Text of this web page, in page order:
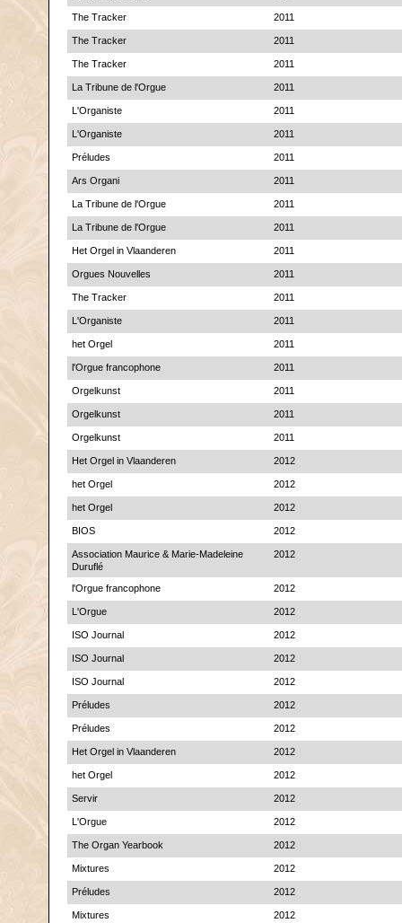
The Tracker 2011
The Tracker 2011
The Tracker 2011
La Tribune de l'Orgue 2011
L'Organiste 2011
L'Organiste 2011
Préludes 2011
Ars Organi 2011
La Tribune de l'Orgue 2011
La Tribune de l'Orgue 2011
Het Orgel in Vlaanderen 2011
Orgues Nouvelles 2011
The Tracker 2011
L'Organiste 2011
het Orgel 2011
l'Orgue francophone 2011
Orgelkunst 2011
Orgelkunst 2011
Orgelkunst 2011
Het Orgel in Vlaanderen 2012
het Orgel 2012
het Orgel 2012
BIOS 2012
Association Maurice & Marie-Madeleine
Duruflé
2012
l'Orgue francophone 2012
L'Orgue 2012
ISO Journal 2012
ISO Journal 2012
ISO Journal 2012
Préludes 2012
Préludes 2012
Het Orgel in Vlaanderen 2012
het Orgel 2012
Servir 2012
L'Orgue 2012
The Organ Yearbook 2012
Mixtures 2012
Préludes 2012
Mixtures 2012